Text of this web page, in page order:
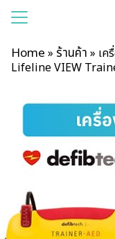
ยน
Home » ร้านค้า » เค
Lifeline VIEW